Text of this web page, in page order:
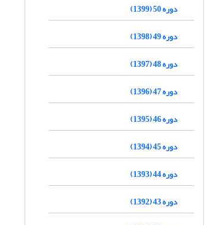
دوره 50 (1399)
دوره 49 (1398)
دوره 48 (1397)
دوره 47 (1396)
دوره 46 (1395)
دوره 45 (1394)
دوره 44 (1393)
دوره 43 (1392)